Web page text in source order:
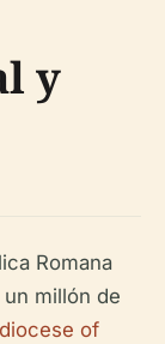
y
Romana
millón de
of